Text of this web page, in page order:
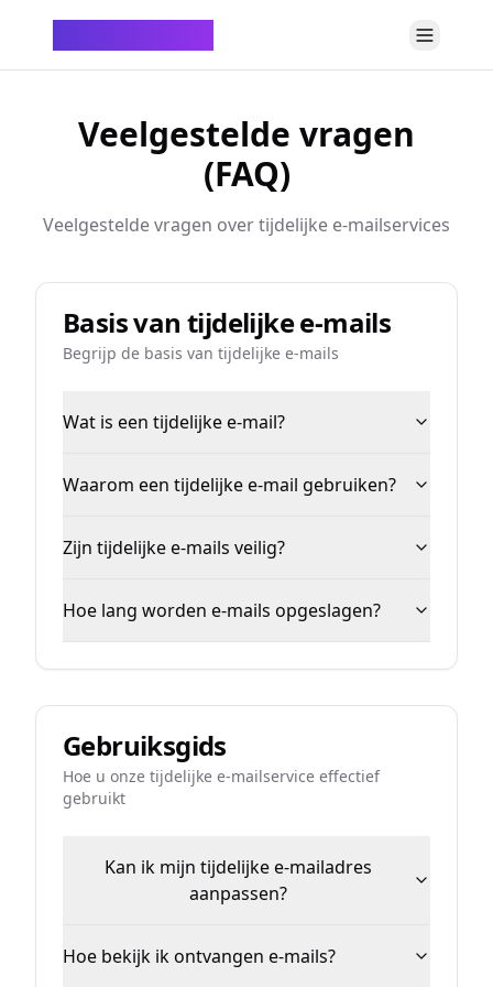
Veelgestelde vragen
(FAQ)
Veelgestelde vragen over tijdelijke e-mailservices
Basis van tijdelijke e-mails
Begrijp de basis van tijdelijke e-mails
Wat is een tijdelijke e-mail?
Waarom een tijdelijke e-mail gebruiken?
Zijn tijdelijke e-mails veilig?
Hoe lang worden e-mails opgeslagen?
Gebruiksgids
Hoe u onze tijdelijke e-mailservice effectief
gebruikt
Kan ik mijn tijdelijke e-mailadres
aanpassen?
Hoe bekijk ik ontvangen e-mails?